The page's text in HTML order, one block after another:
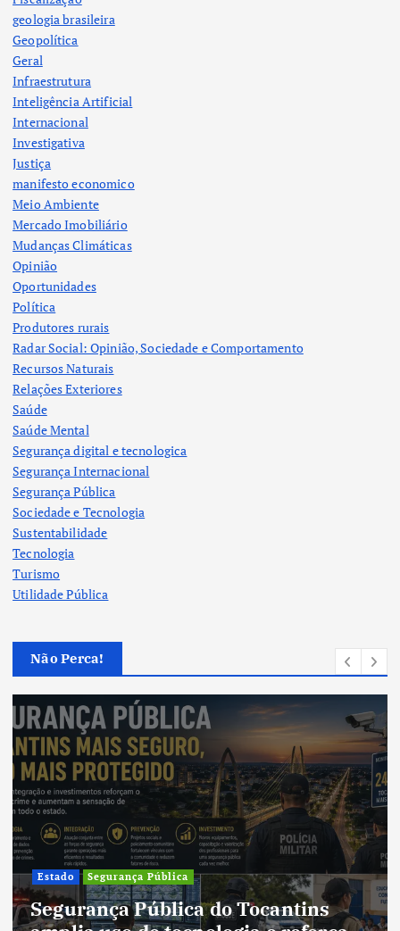
geologia brasileira
Geopolítica
Geral
Infraestrutura
Inteligência Artificial
Internacional
Investigativa
Justiça
manifesto economico
Meio Ambiente
Mercado Imobiliário
Mudanças Climáticas
Opinião
Oportunidades
Política
Produtores rurais
Radar Social: Opinião, Sociedade e Comportamento
Recursos Naturais
Relações Exteriores
Saúde
Saúde Mental
Segurança digital e tecnologica
Segurança Internacional
Segurança Pública
Sociedade e Tecnologia
Sustentabilidade
Tecnologia
Turismo
Utilidade Pública
Não Perca!
Cultura
Cultura do Tocantins preserva
tradições e fortalece identidade de